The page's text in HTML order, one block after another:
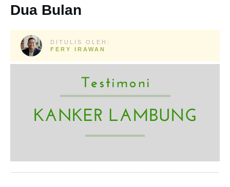
Dua Bulan
DITULIS OLEH:
FERY IRAWAN